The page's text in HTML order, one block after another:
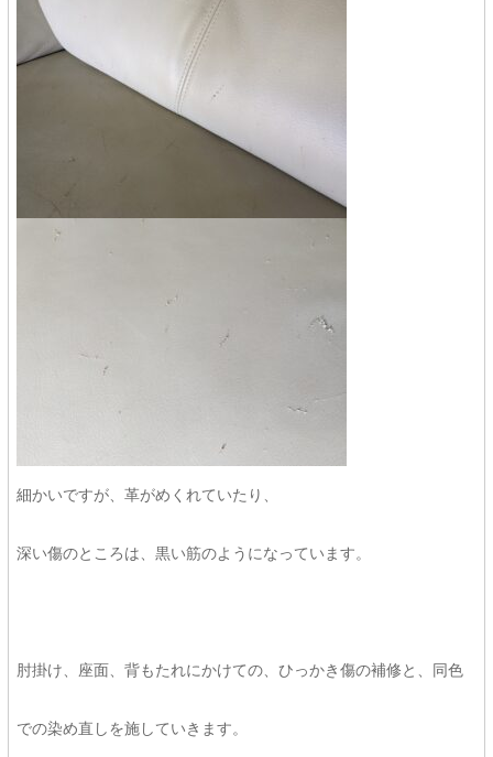
細かいですが、革がめくれていたり、
深い傷のところは、黒い筋のようになっています。
肘掛け、座面、背もたれにかけての、ひっかき傷の補修と、同色
での染め直しを施していきます。